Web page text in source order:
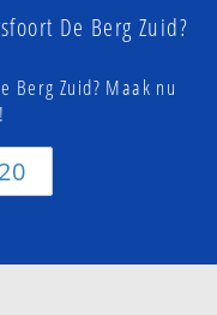
De Berg Zuid?
Berg Zuid? Maak nu